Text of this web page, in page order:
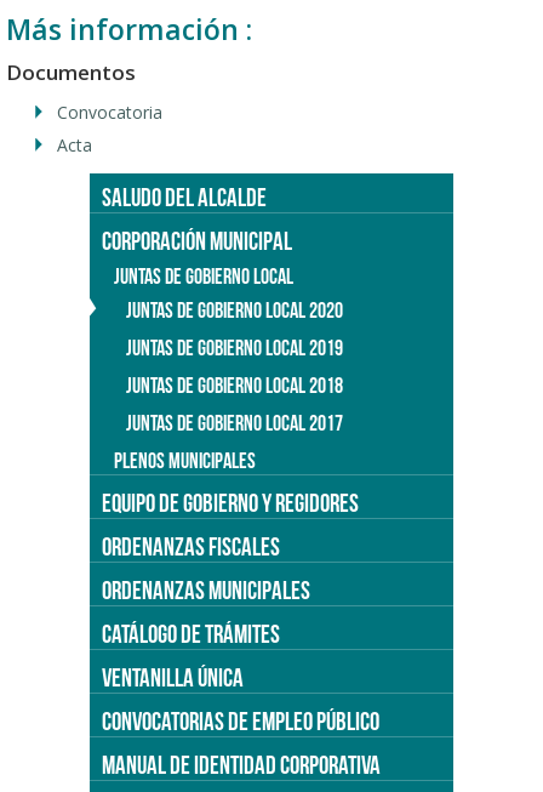
Más información :
Documentos
Convocatoria
Acta
SALUDO DEL ALCALDE
CORPORACIÓN MUNICIPAL
JUNTAS DE GOBIERNO LOCAL
JUNTAS DE GOBIERNO LOCAL 2020
JUNTAS DE GOBIERNO LOCAL 2019
JUNTAS DE GOBIERNO LOCAL 2018
JUNTAS DE GOBIERNO LOCAL 2017
PLENOS MUNICIPALES
EQUIPO DE GOBIERNO Y REGIDORES
ORDENANZAS FISCALES
ORDENANZAS MUNICIPALES
CATÁLOGO DE TRÁMITES
VENTANILLA ÚNICA
CONVOCATORIAS DE EMPLEO PÚBLICO
MANUAL DE IDENTIDAD CORPORATIVA